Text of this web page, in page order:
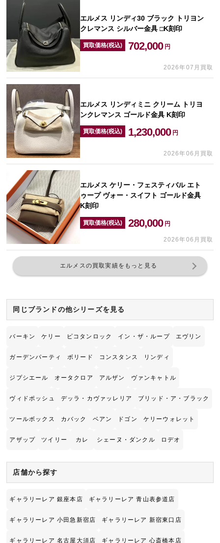
エルメス リンディ30 ブラック トリヨン
クレマンス シルバー金具 □K刻印
買取価格(税込) 702,000 円
2026年07月買取
エルメス リンディミニ クリーム トリヨ
ンクレマンス ゴールド金具 K刻印
買取価格(税込) 1,230,000 円
2026年06月買取
エルメス ケリー・フェスティバル エト
ゥープ ヴォー・スイフト ゴールド金具
K刻印
買取価格(税込) 280,000 円
2026年06月買取
エルメスの買取実績をもっと見る
同じブランドの他シリーズを見る
バーキン ケリー ピコタンロック イン・ザ・ループ エヴリン
ガーデンパーティ ボリード コンスタンス リンディ
ジプシエール オータクロア アルザン ヴァンキャトル
ヴィドポッシュ デッラ・カヴァッレリア ブリッド・ア・ブラック
ツールボックス カバック ベアン ドゴン ケリーウォレット
アザップ ツイリー カレ シェーヌ・ダンクル ロデオ
店舗から探す
ギャラリーレア 銀座本店 ギャラリーレア 青山表参道店
ギャラリーレア 小田急新宿店 ギャラリーレア 新宿東口店
ギャラリーレア 名古屋大須店 ギャラリーレア 心斎橋本店